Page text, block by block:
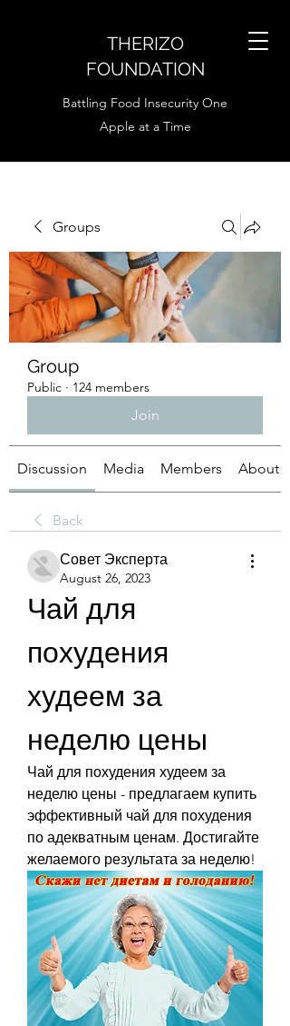
THERIZO
FOUNDATION
Battling Food Insecurity One
Apple at a Time
Groups
Group
Public · 124 members
Join
Discussion Media Members About
Back
Совет Эксперта
August 26, 2023
Чай для
похудения
худеем за
неделю цены
Чай для похудения худеем за
неделю цены - предлагаем купить
эффективный чай для похудения
по адекватным ценам. Достигайте
желаемого результата за неделю!